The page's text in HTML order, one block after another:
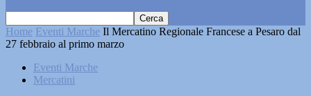
Home Eventi Marche Il Mercatino Regionale Francese a Pesaro dal
27 febbraio al primo marzo
Eventi Marche
Mercatini